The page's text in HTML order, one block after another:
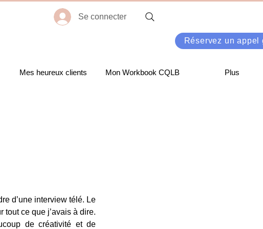
Se connecter
Réservez un appel
Mes heureux clients Mon Workbook CQLB Plus
d’une interview télé. Le
tout ce que j’avais à dire.
de créativité et de